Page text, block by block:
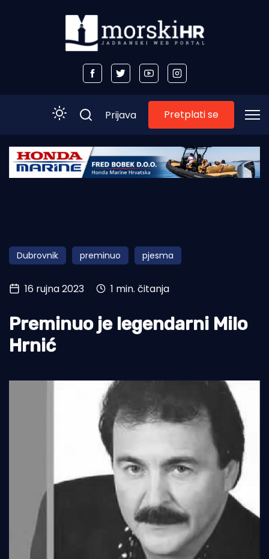
Početna
Obala
Otoci
Turizam i nautika
Pomorstvo
Ribolov
Prijava Pretplati se
Dubrovnik preminuo pjesma
16 rujna 2023 1 min. čitanja
Preminuo je legendarni Milo
Hrnić